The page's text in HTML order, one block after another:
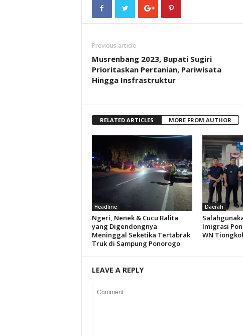
Previous article
Musrenbang 2023, Bupati Sugiri
Prioritaskan Pertanian, Pariwisata
Hingga Insfrastruktur
RELATED ARTICLES MORE FROM AUTHOR
Headline
Ngeri, Nenek & Cucu Balita
yang Digendongnya
Meninggal Seketika Tertabrak
Truk di Sampung Ponorogo
Daerah
Imigrasi
WN
LEAVE A REPLY